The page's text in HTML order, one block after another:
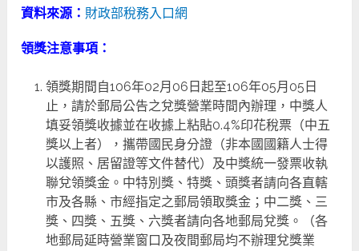
資料來源： 財政部稅務入口網
領獎注意事項：
領獎期間自106年02月06日起至106年05月05日
止，請於郵局公告之兌獎營業時間內辦理，中獎人
填妥領獎收據並在收據上粘貼0.4%印花稅票（中五
獎以上者），攜帶國民身分證（非本國國籍人士得
以護照、居留證等文件替代）及中獎統一發票收執
聯兌領獎金。中特別獎、特獎、頭獎者請向各直轄
市及各縣、市經指定之郵局領取獎金；中二獎、三
獎、四獎、五獎、六獎者請向各地郵局兌獎。（各
地郵局延時營業窗口及夜間郵局均不辦理兌獎業